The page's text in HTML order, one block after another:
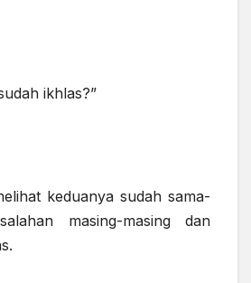
ikhlas?”
keduanya sudah sama-
masing-masing dan